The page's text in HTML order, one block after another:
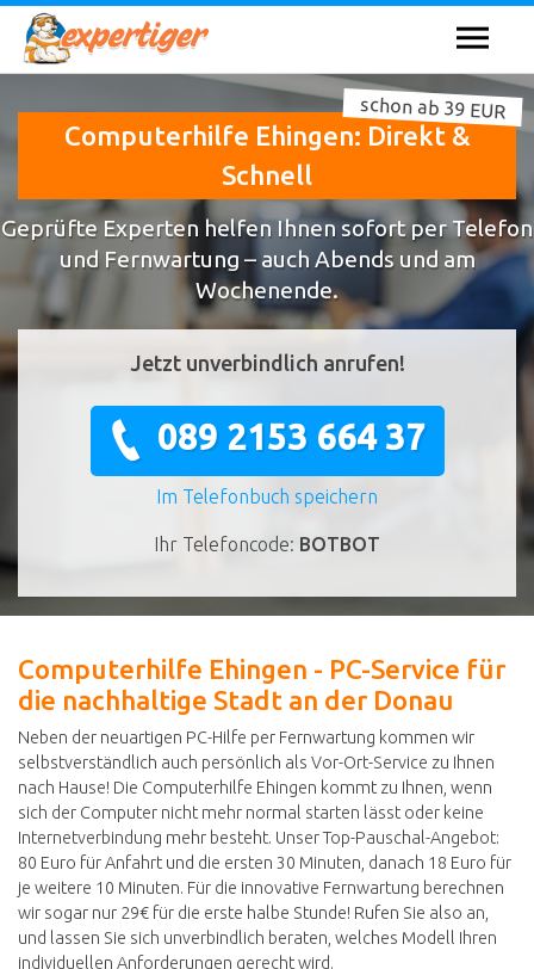
Computerhilfe Ehingen: Direkt &
Schnell
schon ab 39 EUR
Geprüfte Experten helfen Ihnen sofort per Telefon
und Fernwartung – auch Abends und am
Wochenende.
Jetzt unverbindlich anrufen!
089 2153 664 37
Im Telefonbuch speichern
Ihr Telefoncode: BOTBOT
Computerhilfe Ehingen - PC-Service für
die nachhaltige Stadt an der Donau
Neben der neuartigen PC-Hilfe per Fernwartung kommen wir
selbstverständlich auch persönlich als Vor-Ort-Service zu Ihnen
nach Hause! Die Computerhilfe Ehingen kommt zu Ihnen, wenn
sich der Computer nicht mehr normal starten lässt oder keine
Internetverbindung mehr besteht. Unser Top-Pauschal-Angebot:
80 Euro für Anfahrt und die ersten 30 Minuten, danach 18 Euro für
je weitere 10 Minuten. Für die innovative Fernwartung berechnen
wir sogar nur 29€ für die erste halbe Stunde! Rufen Sie also an,
und lassen Sie sich unverbindlich beraten, welches Modell Ihren
individuellen Anforderungen gerecht wird.